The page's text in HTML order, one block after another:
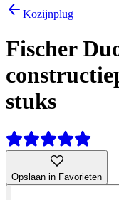
Kozijnplug
Fischer
stuks
Opslaan in Favorieten